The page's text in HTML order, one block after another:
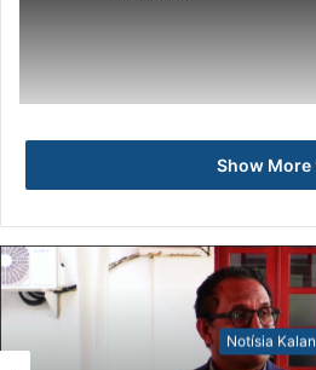
Show More
Notísia Kalan